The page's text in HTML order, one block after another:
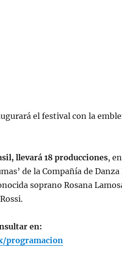
el festival con la
llevará 18 producciones,
de la Compañía de
soprano Rosana
en:
programacion